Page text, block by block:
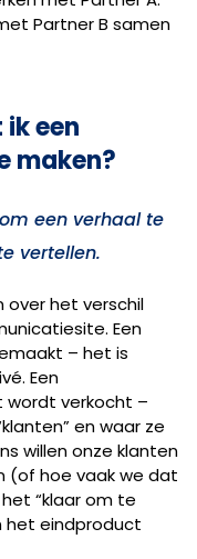
Partner B samen
een
maken?
een verhaal te
vertellen.
over het verschil
Een
– het is
Een
wordt verkocht –
en waar ze
willen onze klanten
(of hoe vaak we dat
“klaar om te
het eindproduct